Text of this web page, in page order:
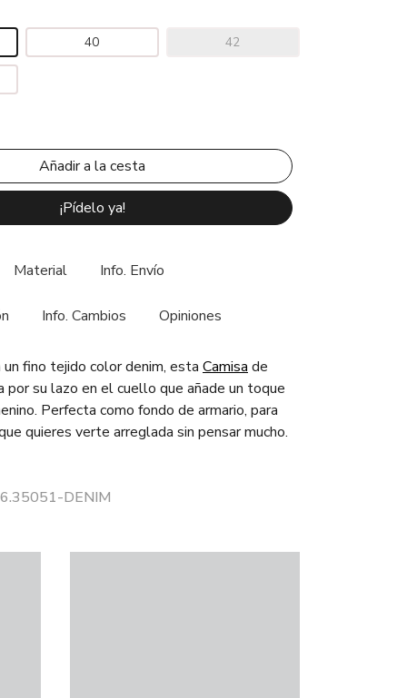
40 42
¡Pídelo ya!
Material Info. Envío
Info. Cambios Opiniones
un fino tejido color denim, esta Camisa de
por su lazo en el cuello que añade un toque
Perfecta como fondo de armario, para
quieres verte arreglada sin pensar mucho.
DENIM